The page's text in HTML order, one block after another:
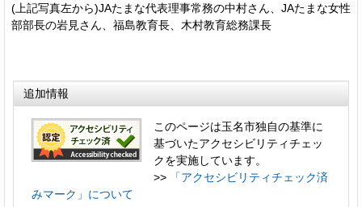
(上記写真左から)JAたまな代表理事常務の中村さん、JAたまな女性
部部長の岩見さん、福島教育長、木村教育総務課長
追加情報
このページは玉名市独自の基準に
基づいたアクセシビリティチェッ
クを実施しています。
>>
「アクセシビリティチェック済
みマーク」について